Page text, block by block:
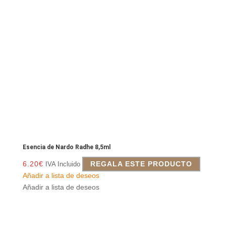
Esencia de Nardo Radhe 8,5ml
6.20€ IVA Incluido
REGALA ESTE PRODUCTO
Añadir a lista de deseos
Añadir a lista de deseos